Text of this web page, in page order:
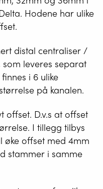
Hodene har ulike
distal centraliser /
leveres separat
i 6 ulike
på kanalen.
offset. D.v.s at offset
I tillegg tilbys
øke offset med 4mm
stammer i samme